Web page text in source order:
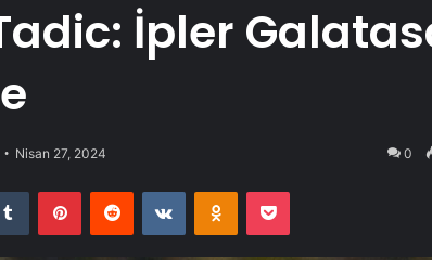
İpler
Nisan 27, 2024 0
Tumblr PinterestReddit VKontakteOdnoklassniki
Pocket